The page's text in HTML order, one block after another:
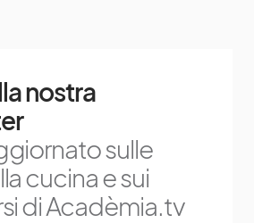
nostra
sulle
cucina e sui
di Acadèmia.tv